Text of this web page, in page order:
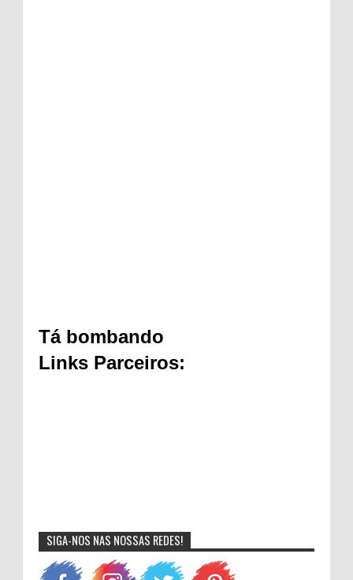
Tá bombando
Links Parceiros:
SIGA-NOS NAS NOSSAS REDES!